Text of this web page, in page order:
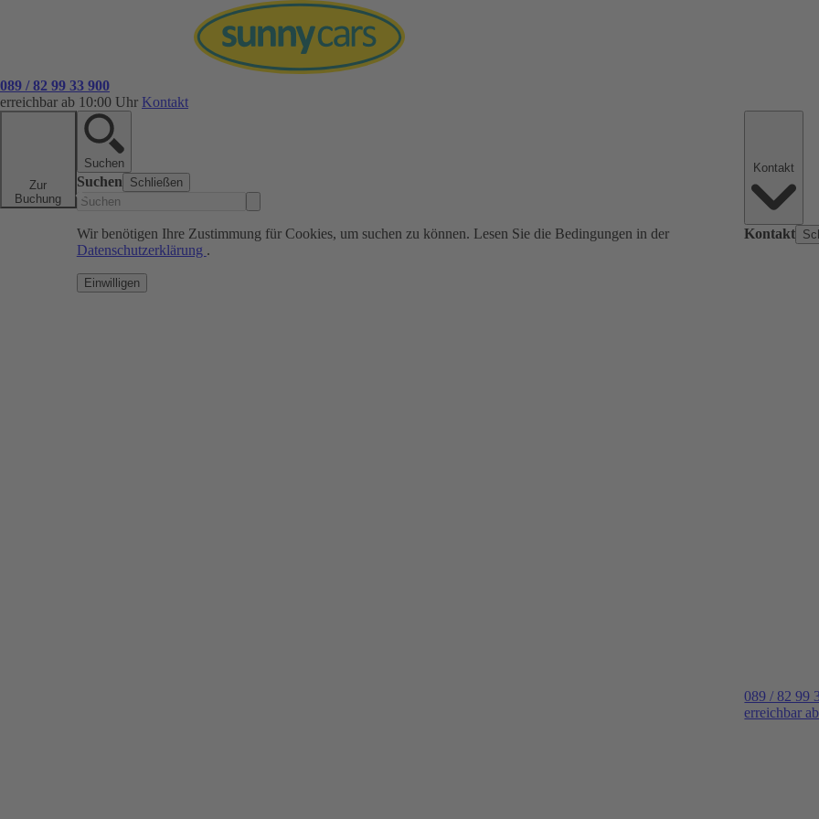
089 / 82 99 33 900
erreichbar ab 10:00 Uhr Kontakt
Zur
Buchung
Suchen
Suchen Schließen
Wir benötigen Ihre Zustimmung für Cookies, um suchen zu können. Lesen Sie die Bedingungen in der
Datenschutzerklärung .
Einwilligen
Kontakt
089 / 82 99
erreichbar